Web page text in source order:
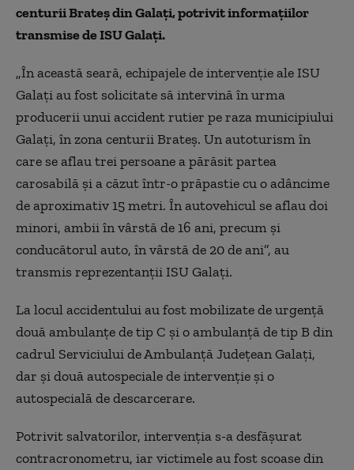
centurii Brateș din Galați, potrivit informațiilor
transmise de ISU Galați.
„În această seară, echipajele de intervenţie ale ISU
Galaţi au fost solicitate să intervină în urma
producerii unui accident rutier pe raza municipiului
Galaţi, în zona centurii Brateş. Un autoturism în
care se aflau trei persoane a părăsit partea
carosabilă şi a căzut într-o prăpastie cu o adâncime
de aproximativ 15 metri. În autovehicul se aflau doi
minori, ambii în vârstă de 16 ani, precum şi
conducătorul auto, în vârstă de 20 de ani”, au
transmis reprezentanții ISU Galați.
La locul accidentului au fost mobilizate de urgență
două ambulanțe de tip C și o ambulanță de tip B din
cadrul Serviciului de Ambulanță Județean Galați,
dar și două autospeciale de intervenție și o
autospecială de descarcerare.
Potrivit salvatorilor, intervenția s-a desfășurat
contracronometru, iar victimele au fost scoase din